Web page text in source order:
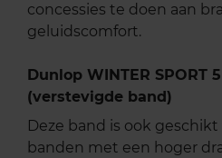
concessies te doen aan
geluidscomfort.
Dunlop WINTER SPORT
(verstevigde band)
Deze band is ook
banden met een hoger